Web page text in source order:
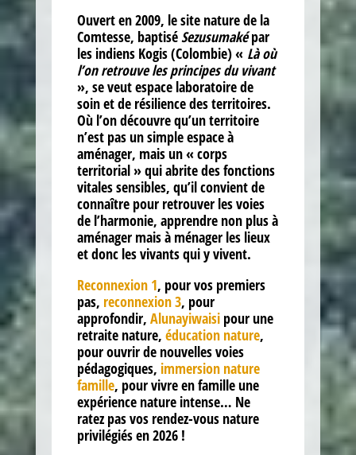
Ouvert en 2009, le site nature de la
Comtesse, baptiséSezusumaképar
les indiens Kogis (Colombie) « Là où
l’on retrouve les principes du vivant
», se veut espace laboratoire de
soin et de résilience des territoires.
Où l’on découvre qu’un territoire
n’est pas un simple espace à
aménager, mais un « corps
territorial » qui abrite des fonctions
vitales sensibles, qu’il convient de
connaître pour retrouver les voies
de l’harmonie, apprendre non plus à
aménager mais à ménager les lieux
et donc les vivants qui y vivent.
Reconnexion 1, pour vos premiers
pas, reconnexion 3, pour
approfondir, Alunayiwaisipour une
retraite nature, éducation nature,
pour ouvrir de nouvelles voies
pédagogiques, immersion nature
famille, pour vivre en famille une
expérience nature intense… Ne
ratez pas vos rendez-vous nature
privilégiés en 2026 !